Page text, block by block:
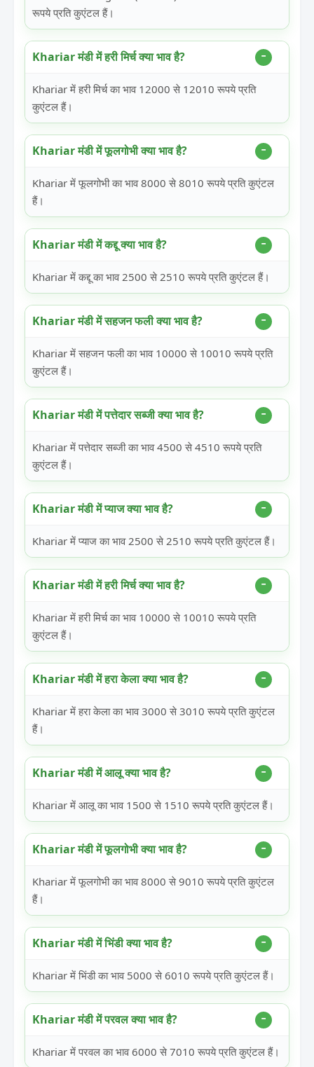
रूपये प्रति कुएंटल हैं।
Khariar मंडी में हरी मिर्च क्या भाव है?
Khariar में हरी मिर्च का भाव 12000 से 12010 रूपये प्रति
कुएंटल हैं।
Khariar मंडी में फूलगोभी क्या भाव है?
Khariar में फूलगोभी का भाव 8000 से 8010 रूपये प्रति कुएंटल
हैं।
Khariar मंडी में कद्दू क्या भाव है?
Khariar में कद्दू का भाव 2500 से 2510 रूपये प्रति कुएंटल हैं।
Khariar मंडी में सहजन फली क्या भाव है?
Khariar में सहजन फली का भाव 10000 से 10010 रूपये प्रति
कुएंटल हैं।
Khariar मंडी में पत्तेदार सब्जी क्या भाव है?
Khariar में पत्तेदार सब्जी का भाव 4500 से 4510 रूपये प्रति
कुएंटल हैं।
Khariar मंडी में प्याज क्या भाव है?
Khariar में प्याज का भाव 2500 से 2510 रूपये प्रति कुएंटल हैं।
Khariar मंडी में हरी मिर्च क्या भाव है?
Khariar में हरी मिर्च का भाव 10000 से 10010 रूपये प्रति
कुएंटल हैं।
Khariar मंडी में हरा केला क्या भाव है?
Khariar में हरा केला का भाव 3000 से 3010 रूपये प्रति कुएंटल
हैं।
Khariar मंडी में आलू क्या भाव है?
Khariar में आलू का भाव 1500 से 1510 रूपये प्रति कुएंटल हैं।
Khariar मंडी में फूलगोभी क्या भाव है?
Khariar में फूलगोभी का भाव 8000 से 9010 रूपये प्रति कुएंटल
हैं।
Khariar मंडी में भिंडी क्या भाव है?
Khariar में भिंडी का भाव 5000 से 6010 रूपये प्रति कुएंटल हैं।
Khariar मंडी में परवल क्या भाव है?
Khariar में परवल का भाव 6000 से 7010 रूपये प्रति कुएंटल हैं।